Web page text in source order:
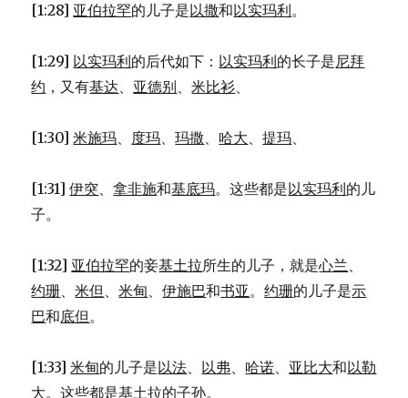
25:12-
[1:28] 亚伯拉罕的儿子是以撒和以实玛利。
[1:29] 以实玛利的后代如下： 以实玛利的长子是尼拜
约 ，又有基达、 亚德别、米比衫、
[1:30]米施玛、 度玛、玛撒、 哈大、提玛、
[1:31]伊突、拿非施和基底玛。这些都是以实玛利的儿
子。
[1:32] 亚伯拉罕的妾基土拉所生的儿子，就是心兰、
约珊、米但 、米甸、伊施巴和书亚。约珊的儿子是示
巴和底但。
[1:33]米甸的儿子是以法、 以弗、 哈诺、 亚比大和以勒
大。这些都是基土拉的子孙。